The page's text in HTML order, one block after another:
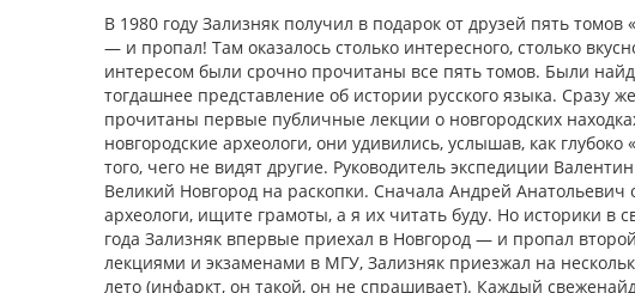
В 1980 году Зализняк получил в подарок от друзей пять
— и пропал! Там оказалось столько интересного, столько
интересом были срочно прочитаны все пять томов. Были
тогдашнее представление об истории русского языка. Сразу
прочитаны первые публичные лекции о новгородских
новгородские археологи, они удивились, услышав, как
того, чего не видят другие. Руководитель экспедиции
Великий Новгород на раскопки. Сначала Андрей
археологи, ищите грамоты, а я их читать буду. Но историки в
года Зализняк впервые приехал в Новгород — и пропал
лекциями и экзаменами в МГУ, Зализняк приезжал на
лето (инфаркт, он такой, он не спрашивает). Каждый